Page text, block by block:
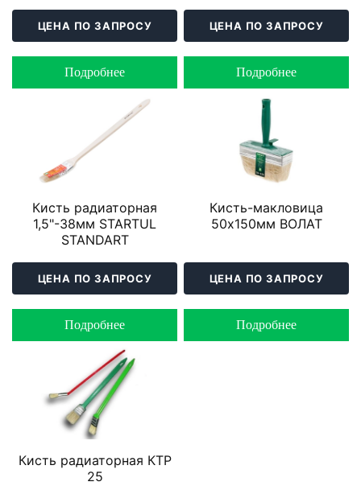
ЦЕНА ПО ЗАПРОСУ
Подробнее
ЦЕНА ПО ЗАПРОСУ
Подробнее
Кисть радиаторная
1,5"-38мм STARTUL
STANDART
ЦЕНА ПО ЗАПРОСУ
Подробнее
Кисть-макловица
50х150мм ВОЛАТ
ЦЕНА ПО ЗАПРОСУ
Подробнее
Кисть радиаторная КТР
25